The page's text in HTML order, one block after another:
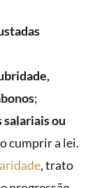
;
ou
cumprir a lei.
, trato